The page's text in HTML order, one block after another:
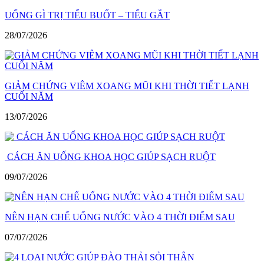
UỐNG GÌ TRỊ TIỂU BUỐT – TIỂU GẮT
28/07/2026
GIẢM CHỨNG VIÊM XOANG MŨI KHI THỜI TIẾT LẠNH
CUỐI NĂM
13/07/2026
CÁCH ĂN UỐNG KHOA HỌC GIÚP SẠCH RUỘT
09/07/2026
NÊN HẠN CHẾ UỐNG NƯỚC VÀO 4 THỜI ĐIỂM SAU
07/07/2026